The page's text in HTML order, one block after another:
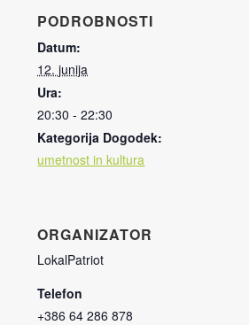
PODROBNOSTI
Datum:
12. junija
Ura:
20:30 - 22:30
Kategorija Dogodek:
umetnost in kultura
ORGANIZATOR
LokalPatriot
Telefon
+386 64 286 878